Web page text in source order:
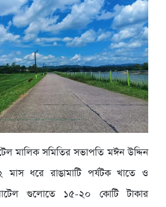
মালিক সমিতির সভাপতি মঈন উদ্দিন
ধরে রাঙামাটি পর্যটক খাতে ও
গুলোতে ১৫-২০ কোটি টাকার